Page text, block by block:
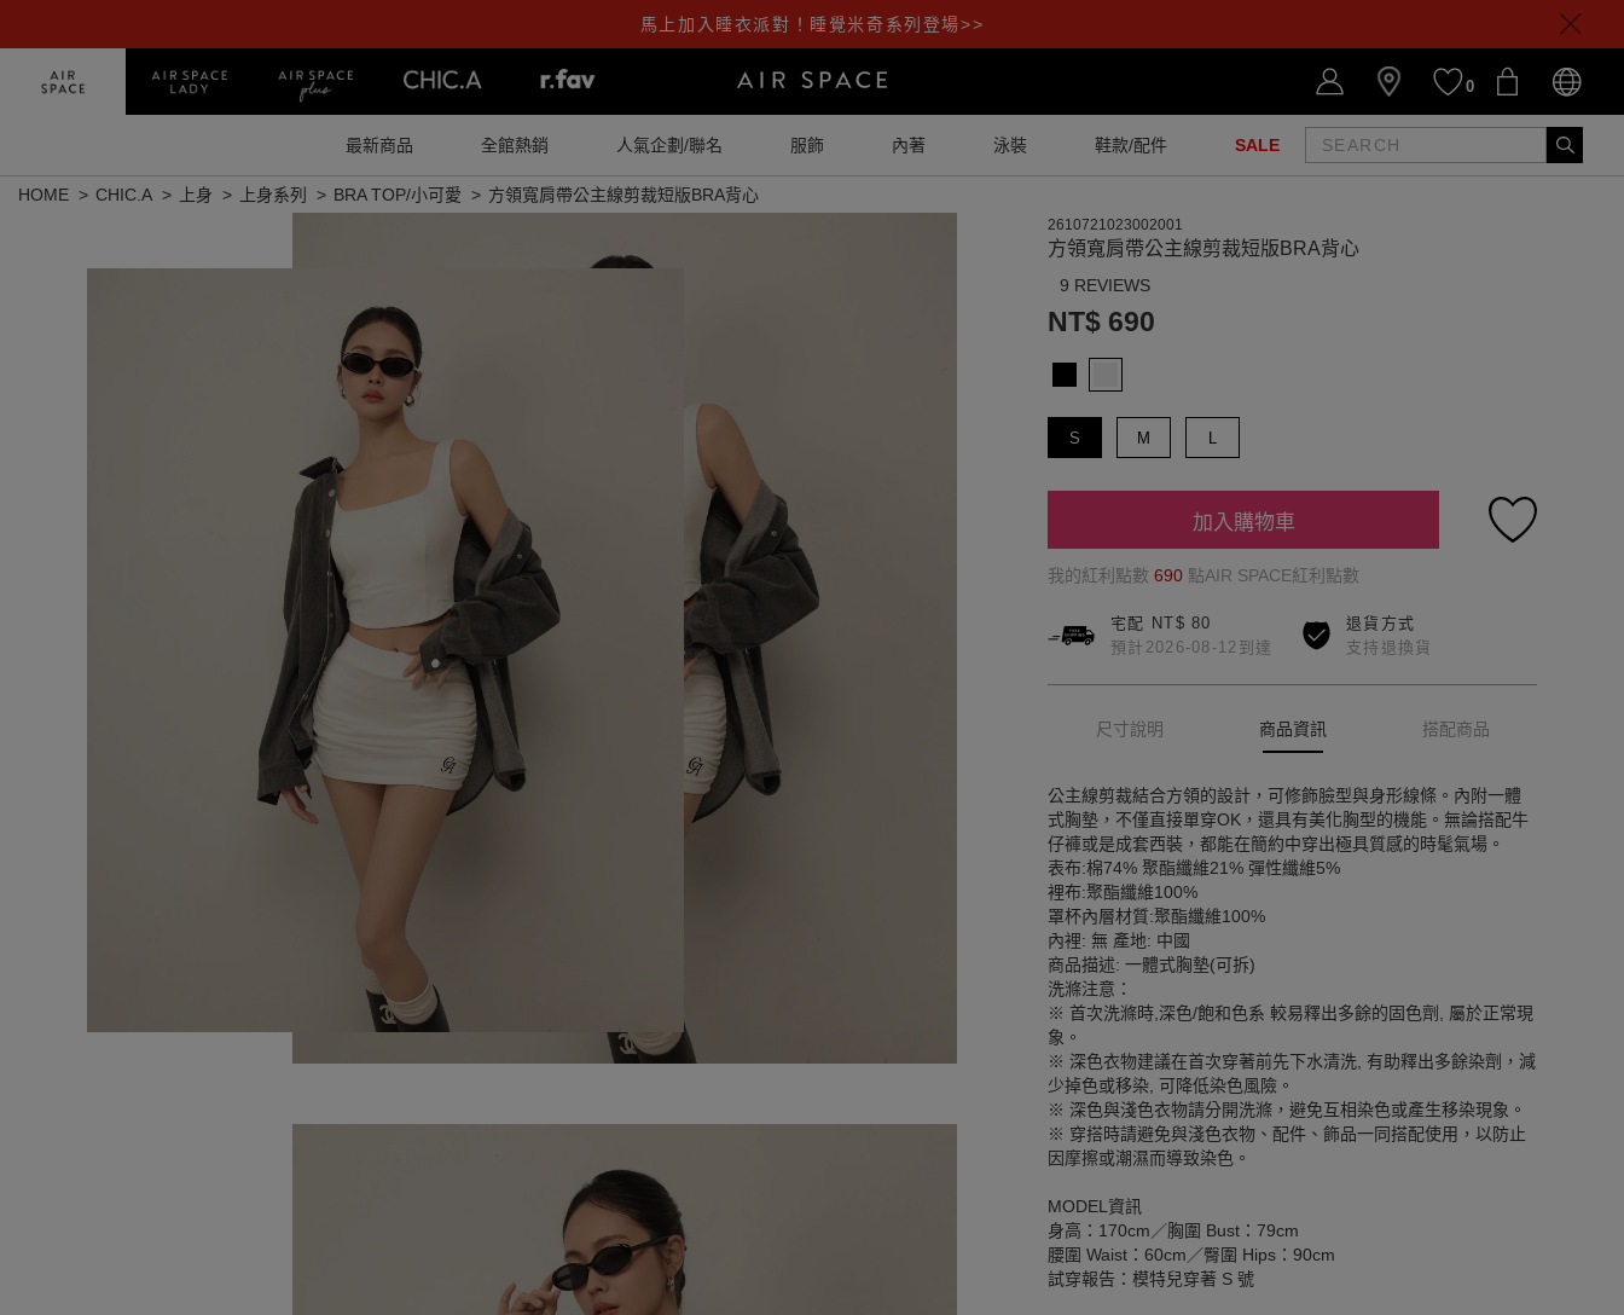
馬上加入睡衣派對！睡覺米奇系列登場>>
0
最新商品 全館熱銷 人氣企劃/聯名 服飾 內著 泳裝 鞋款/配件 SALE
HOME CHIC.A 上身 上身系列 BRA TOP/小可愛 方領寬肩帶公主線剪裁短版BRA背心
2610721023002001
方領寬肩帶公主線剪裁短版BRA背心
9 REVIEWS
NT$ 690
S M L
加入購物車
我的紅利點數 690 點AIR SPACE紅利點數
宅配 NT$ 80
預計2026-08-12到達
退貨方式
支持退換貨
尺寸說明 商品資訊 搭配商品
公主線剪裁結合方領的設計，可修飾臉型與身形線條。內附一體
式胸墊，不僅直接單穿OK，還具有美化胸型的機能。無論搭配牛
仔褲或是成套西裝，都能在簡約中穿出極具質感的時髦氣場。
表布:棉74% 聚酯纖維21% 彈性纖維5%
裡布:聚酯纖維100%
罩杯內層材質:聚酯纖維100%
內裡: 無 產地: 中國
商品描述: 一體式胸墊(可拆)
洗滌注意：
※ 首次洗滌時,深色/飽和色系 較易釋出多餘的固色劑, 屬於正常現
象。
※ 深色衣物建議在首次穿著前先下水清洗, 有助釋出多餘染劑，減
少掉色或移染, 可降低染色風險。
※ 深色與淺色衣物請分開洗滌，避免互相染色或產生移染現象。
※ 穿搭時請避免與淺色衣物、配件、飾品一同搭配使用，以防止
因摩擦或潮濕而導致染色。
MODEL資訊
身高：170cm／胸圍 Bust：79cm
腰圍 Waist：60cm／臀圍 Hips：90cm
試穿報告：模特兒穿著 S 號